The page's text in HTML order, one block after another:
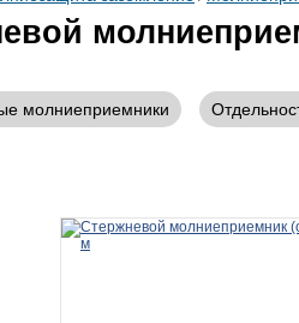
молниеприемники